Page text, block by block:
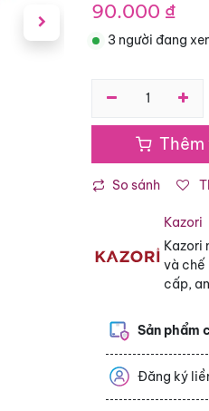
90.000 ₫
3 người đang
So sánh
Kazori
Kazori
và chế
cấp,
Sản phẩm
Đăng ký